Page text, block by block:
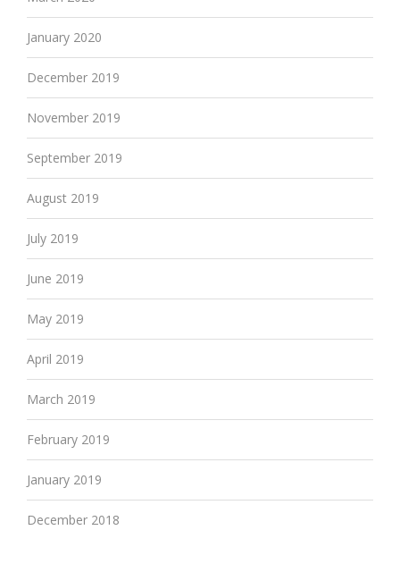
January 2020
December 2019
November 2019
September 2019
August 2019
July 2019
June 2019
May 2019
April 2019
March 2019
February 2019
January 2019
December 2018